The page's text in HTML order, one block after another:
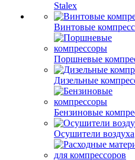
Stalex
Винтовые
Поршневые
Дизельные
Бензиновые
Осушители воздуха